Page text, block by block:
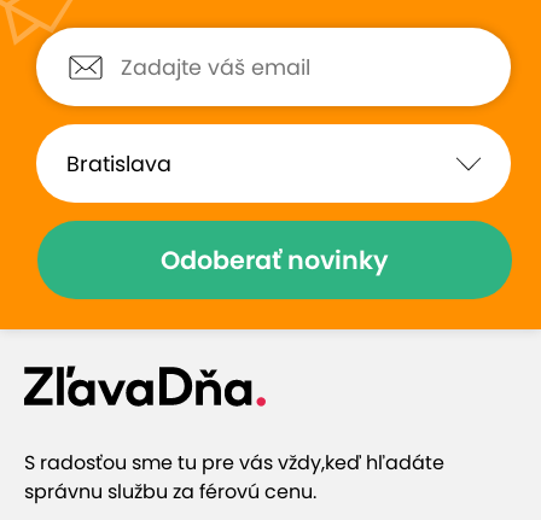
Odoberať novinky
S radosťou sme tu pre vás vždy,keď hľadáte
správnu službu za férovú cenu.